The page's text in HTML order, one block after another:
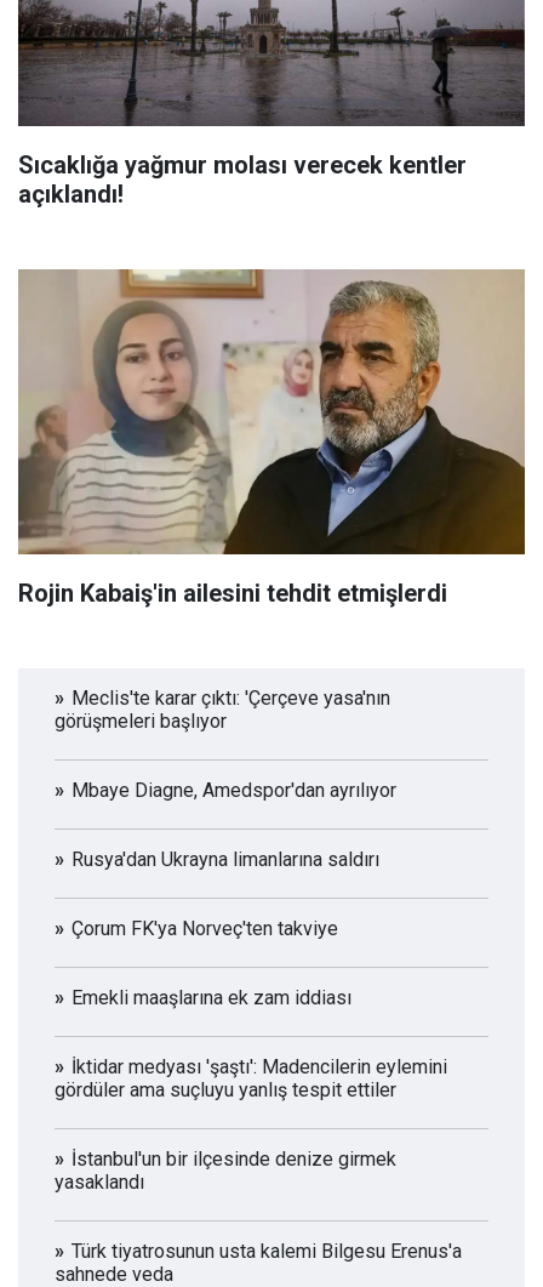
Sıcaklığa yağmur molası verecek kentler
açıklandı!
Rojin Kabaiş'in ailesini tehdit etmişlerdi
Meclis'te karar çıktı: 'Çerçeve yasa'nın
görüşmeleri başlıyor
Mbaye Diagne, Amedspor'dan ayrılıyor
Rusya'dan Ukrayna limanlarına saldırı
Çorum FK'ya Norveç'ten takviye
Emekli maaşlarına ek zam iddiası
İktidar medyası 'şaştı': Madencilerin eylemini
gördüler ama suçluyu yanlış tespit ettiler
İstanbul'un bir ilçesinde denize girmek
yasaklandı
Türk tiyatrosunun usta kalemi Bilgesu Erenus'a
sahnede veda